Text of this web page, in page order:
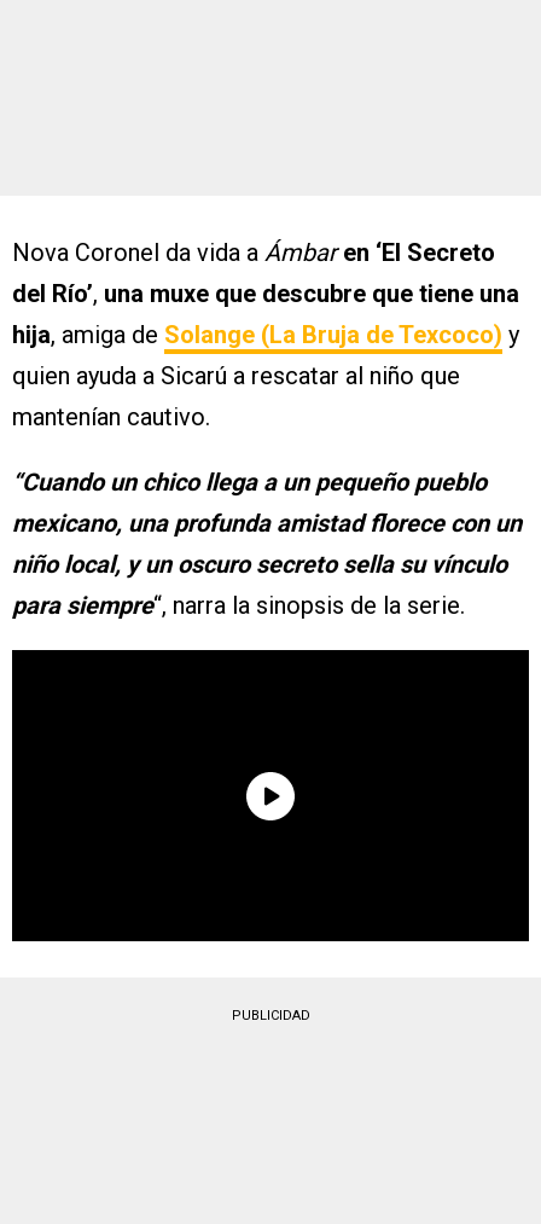
Nova Coronel da vida a Ámbar en ‘El Secreto
del Río’, una muxe que descubre que tiene una
hija, amiga de Solange (La Bruja de Texcoco) y
quien ayuda a Sicarú a rescatar al niño que
mantenían cautivo.
“Cuando un chico llega a un pequeño pueblo
mexicano, una profunda amistad florece con un
niño local, y un oscuro secreto sella su vínculo
para siempre“, narra la sinopsis de la serie.
PUBLICIDAD